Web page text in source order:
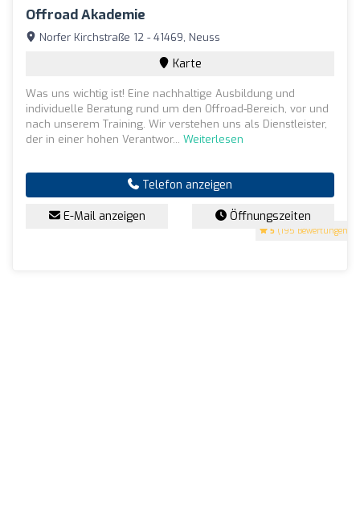
Offroad Akademie
5 (195 Bewertungen)
Norfer Kirchstraße 12 - 41469, Neuss
Karte
Was uns wichtig ist! Eine nachhaltige Ausbildung und
individuelle Beratung rund um den Offroad-Bereich, vor und
nach unserem Training. Wir verstehen uns als Dienstleister,
der in einer hohen Verantwor... Weiterlesen
Telefon anzeigen
E-Mail anzeigen Öffnungszeiten